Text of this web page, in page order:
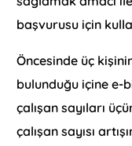
başvurusu için
Öncesinde üç
bulunduğu içine e-
çalışan sayıları
çalışan sayısı